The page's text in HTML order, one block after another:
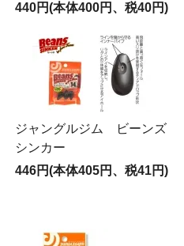
440円(本体400円、税40円)
ジャングルジム ビーンズ
シンカー
446円(本体405円、税41円)